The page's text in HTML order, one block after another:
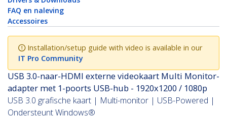
FAQ en naleving
Accessoires
Installation/setup guide with video is available in our
IT Pro Community
USB 3.0-naar-HDMI externe videokaart Multi Monitor-
adapter met 1-poorts USB-hub - 1920x1200 / 1080p
USB 3.0 grafische kaart | Multi-monitor | USB-Powered |
Ondersteunt Windows®